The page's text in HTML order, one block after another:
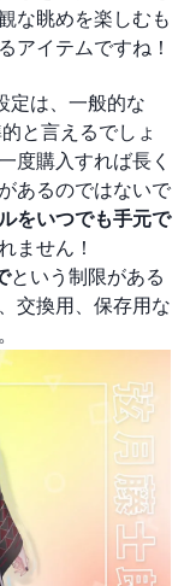
な眺めを楽しむも
アイテムですね！
定は、一般的な
と言えるでしょ
度購入すれば長く
あるのではないで
をいつでも手元で
ません！
という制限がある
交換用、保存用な